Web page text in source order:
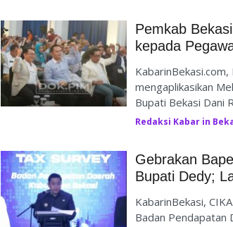
Pemkab
kepada
mengaplikasikan
Bupati Bekasi Dani
Redaksi Kabar in
Gebrakan
Bupati Dedy;
KabarinBekasi,
Badan Pendapatan